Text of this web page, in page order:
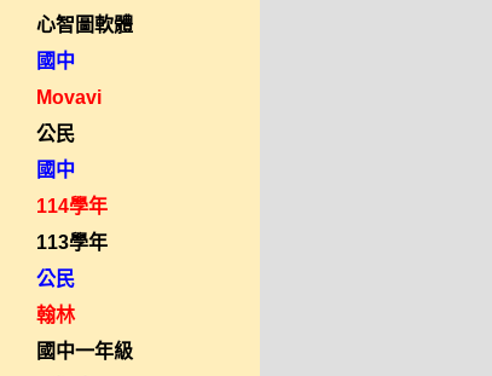
心智圖軟體
國中
Movavi
公民
國中
114學年
113學年
公民
翰林
國中一年級